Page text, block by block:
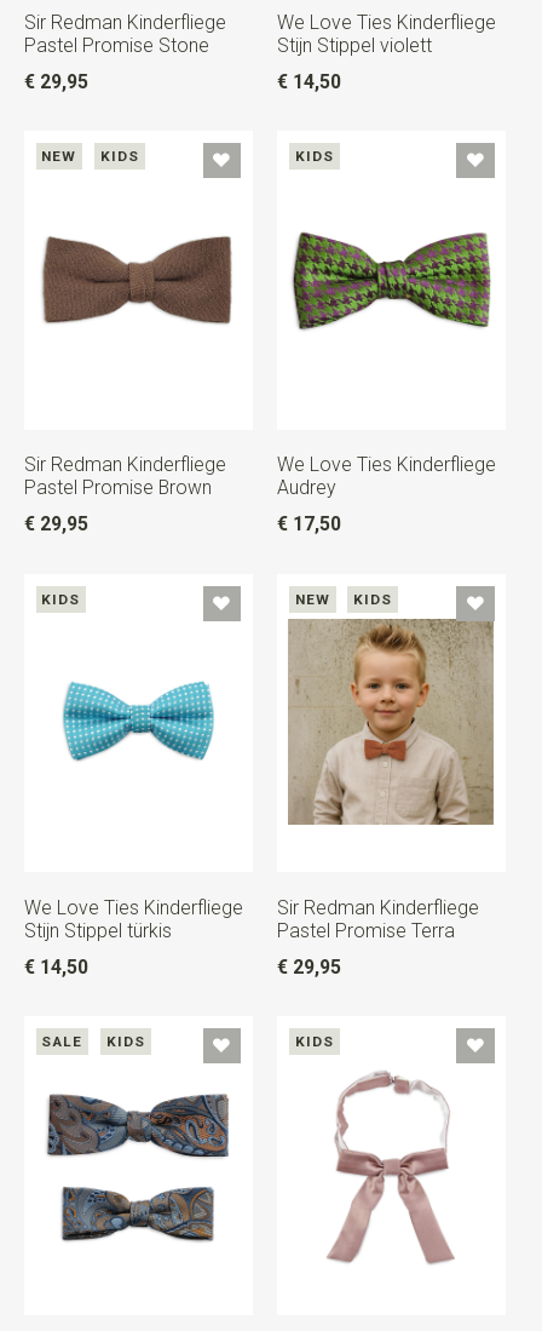
Sir Redman Kinderfliege
Pastel Promise Stone
€ 29,95
We Love Ties Kinderfliege
Stijn Stippel violett
€ 14,50
NEW KIDS
Sir Redman Kinderfliege
Pastel Promise Brown
€ 29,95
KIDS
We Love Ties Kinderfliege
Audrey
€ 17,50
KIDS
We Love Ties Kinderfliege
Stijn Stippel türkis
€ 14,50
NEW KIDS
Sir Redman Kinderfliege
Pastel Promise Terra
€ 29,95
SALE KIDS KIDS